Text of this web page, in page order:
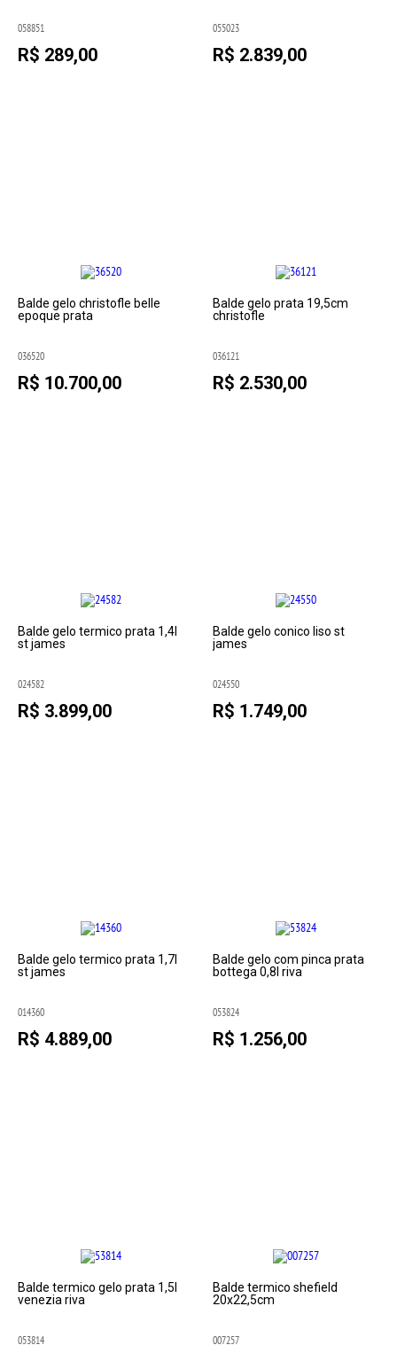
058851
R$ 289,00
055023
R$ 2.839,00
Balde gelo christofle belle
epoque prata
036520
R$ 10.700,00
Balde gelo prata 19,5cm
christofle
036121
R$ 2.530,00
Balde gelo termico prata 1,4l
st james
024582
R$ 3.899,00
Balde gelo conico liso st
james
024550
R$ 1.749,00
Balde gelo termico prata 1,7l
st james
014360
R$ 4.889,00
Balde gelo com pinca prata
bottega 0,8l riva
053824
R$ 1.256,00
Balde termico gelo prata 1,5l
venezia riva
053814
Balde termico shefield
20x22,5cm
007257